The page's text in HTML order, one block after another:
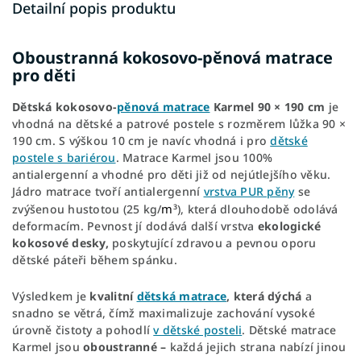
Detailní popis produktu
Oboustranná kokosovo-pěnová matrace
pro děti
Dětská kokosovo-pěnová matrace Karmel 90 × 190 cm je
vhodná na dětské a patrové postele s rozměrem lůžka 90 ×
190 cm. S výškou 10 cm je navíc vhodná i prodětské
postele s bariérou. Matrace Karmel jsou 100%
antialergenní a vhodné pro děti již od nejútlejšího věku.
Jádro matrace tvoří antialergenní vrstva PUR pěnyse
zvýšenou hustotou (25 kg/m3), která dlouhodobě odolává
deformacím. Pevnost jí dodává další vrstva ekologické
kokosové desky, poskytující zdravou a pevnou oporu
dětské páteři během spánku.
Výsledkem je kvalitní dětská matrace, která dýchá a
snadno se větrá, čímž maximalizuje zachování vysoké
úrovně čistoty a pohodlív dětské posteli. Dětské matrace
Karmel jsou oboustranné – každá jejich strana nabízí jinou